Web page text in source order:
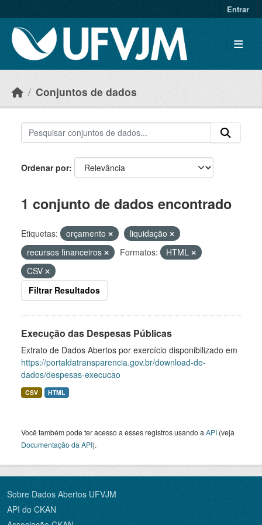
Entrar
Conjuntos de dados
Ordenar por
1 conjunto de dados encontrado
Etiquetas: orçamento
liquidação
recursos financeiros
Formatos:
HTML
CSV
Filtrar Resultados
Execução das Despesas Públicas
Extrato de Dados Abertos por exercício disponibilizado em
https://portaldatransparencia.gov.br/download-de-
dados/despesas-execucao
CSV HTML
Você também pode ter acesso a esses registros usando a API (veja
Documentação da API).
Sobre Dados Abertos UFVJM
API do CKAN